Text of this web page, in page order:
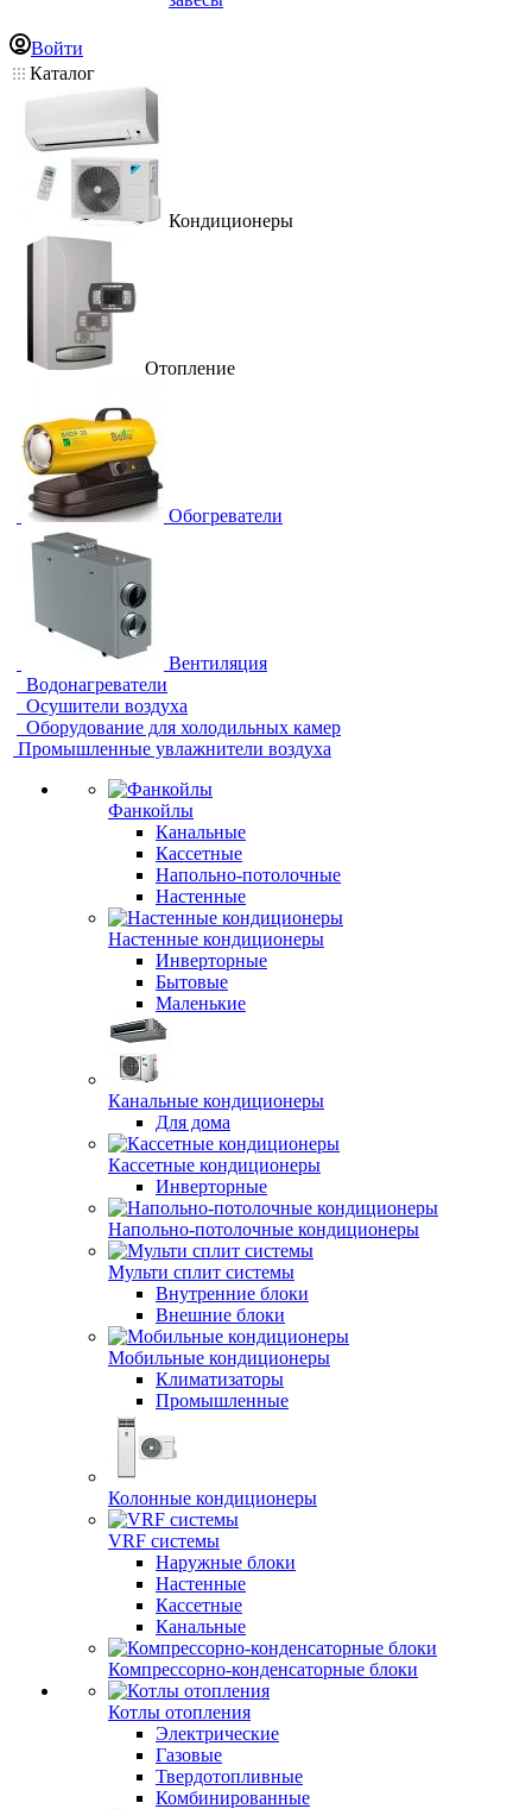
Войти
Каталог
Кондиционеры
Отопление
Обогреватели
Вентиляция
Водонагреватели
Осушители воздуха
Оборудование для холодильных камер
Промышленные увлажнители воздуха
Фанкойлы
Канальные
Кассетные
Напольно-потолочные
Настенные
Настенные кондиционеры
Инверторные
Бытовые
Маленькие
Канальные кондиционеры
Для дома
Кассетные кондиционеры
Инверторные
Напольно-потолочные кондиционеры
Мульти сплит системы
Внутренние блоки
Внешние блоки
Мобильные кондиционеры
Климатизаторы
Промышленные
Колонные кондиционеры
VRF системы
Наружные блоки
Настенные
Кассетные
Канальные
Компрессорно-конденсаторные блоки
Котлы отопления
Электрические
Газовые
Твердотопливные
Комбинированные